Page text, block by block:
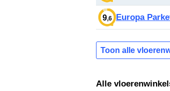
9,6 Europa
Toon alle
Alle